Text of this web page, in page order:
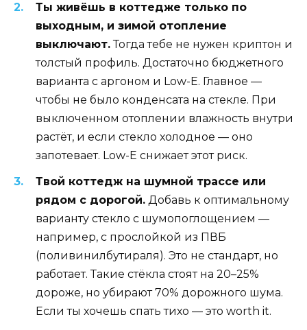
Ты живёшь в коттедже только по
выходным, и зимой отопление
выключают.Тогда тебе не нужен криптон и
толстый профиль. Достаточно бюджетного
варианта с аргоном и Low-E. Главное —
чтобы не было конденсата на стекле. При
выключенном отоплении влажность внутри
растёт, и если стекло холодное — оно
запотевает. Low-E снижает этот риск.
Твой коттедж на шумной трассе или
рядом с дорогой. Добавь к оптимальному
варианту стекло с шумопоглощением —
например, с прослойкой из ПВБ
(поливинилбутираля). Это не стандарт, но
работает. Такие стёкла стоят на 20–25%
дороже, но убирают 70% дорожного шума.
Если ты хочешь спать тихо — это worth it.